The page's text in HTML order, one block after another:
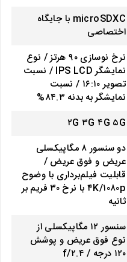
microSDXC با جایگاه
اختصاصی
نرخ نوسازی ۹۰ هرتز / نوع
نمایشگر IPS LCD / نسبت
تصویر ۱۶:۱۰ / نسبت
نمایشگر به بدنه ۸۴.۳%
۲G ۳G ۴G ۵G
دو سنسور ۸ مگاپیکسلی
عریض و فوق عریض /
قابلیت فیلم‌برداری با وضوح
۴K/۱۰۸۰p با نرخ ۳۰ فریم بر
ثانیه
سنسور ۱۲ مگاپیکسلی از
نوع فوق عریض و پوشش
۱۲۰ درجه / f/۲.۴